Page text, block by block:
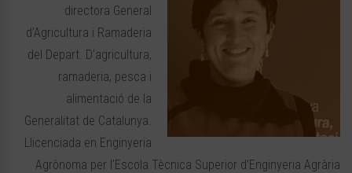
directora General
d’Agricultura i Ramaderia
del Depart. D’agricultura,
ramaderia, pesca i
alimentació de la
Generalitat de Catalunya.
Llicenciada en Enginyeria
Agrònoma per l’Escola Tècnica Superior d’Enginyeria Agrària